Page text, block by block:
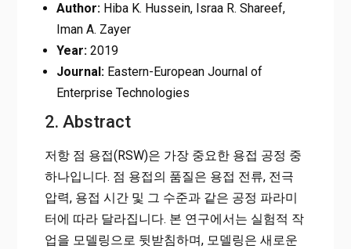
Author:Hiba K. Hussein, Israa R. Shareef,
Iman A. Zayer
Year:2019
Journal:Eastern-European Journal of
Enterprise Technologies
2. Abstract
저항 점 용접(RSW)은 가장 중요한 용접 공정 중
하나입니다. 점 용접의 품질은 용접 전류, 전극
압력, 용접 시간 및 그 수준과 같은 공정 파라미
터에 따라 달라집니다. 본 연구에서는 실험적 작
업을 모델링으로 뒷받침하며, 모델링은 새로운